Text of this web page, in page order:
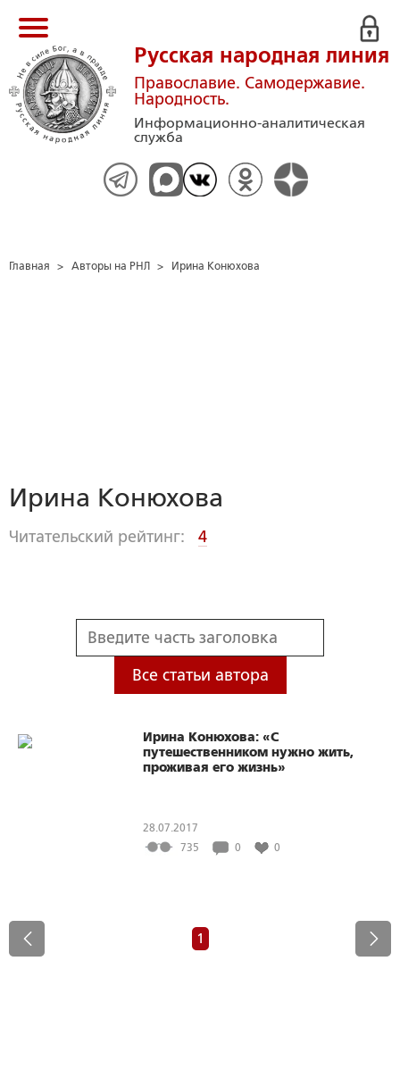
Русская народная линия
Православие. Самодержавие.
Народность.
Информационно-аналитическая
служба
Главная > Авторы на РНЛ > Ирина Конюхова
Ирина Конюхова
Читательский рейтинг: 4
Все статьи автора
Ирина Конюхова: «С
путешественником нужно жить,
проживая его жизнь»
28.07.2017
735
0 0
1